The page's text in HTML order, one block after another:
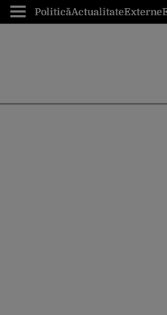
PoliticăActualitateExterne